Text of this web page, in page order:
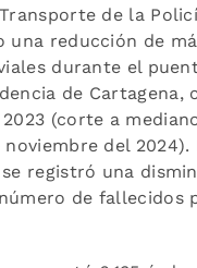
de la
una reducción de
durante el
de Cartagena,
(corte a
noviembre del 2024).
registró una
de fallecidos